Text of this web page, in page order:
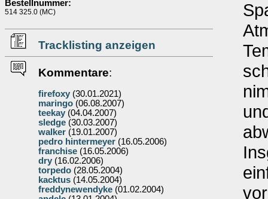
Bestellnummer:
514 325.0 (MC)
Tracklisting anzeigen
Kommentare:
firefoxy (30.01.2021)
maringo (06.08.2007)
teekay (04.04.2007)
sledge (30.03.2007)
walker (19.01.2007)
pedro hintermeyer (16.05.2006)
franchise (16.05.2006)
dry (16.02.2006)
torpedo (28.05.2004)
kacktus (14.05.2004)
freddynewendyke (01.02.2004)